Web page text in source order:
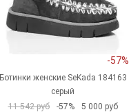
-57%
Ботинки женские SeKada 184163
серый
11 542 руб
-57% 5 000 руб